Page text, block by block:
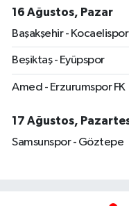
16 Ağustos, Pazar
Başakşehir - Kocaelispor
Beşiktaş - Eyüpspor
Amed - Erzurumspor FK
17 Ağustos,
Samsunspor - Göztepe